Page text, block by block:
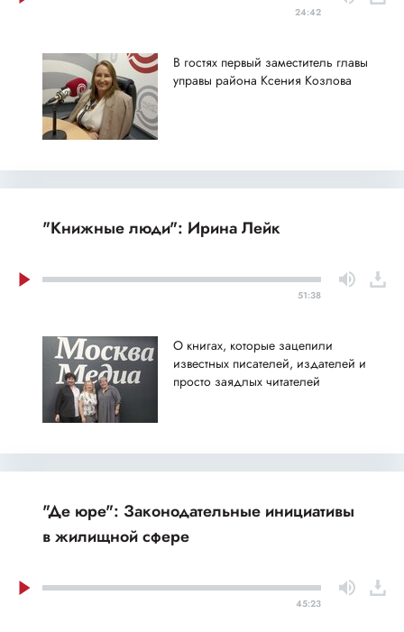
24:42
В гостях первый заместитель главы
управы района Ксения Козлова
"Книжные люди": Ирина Лейк
51:38
О книгах, которые зацепили
известных писателей, издателей и
просто заядлых читателей
"Де юре": Законодательные инициативы
в жилищной сфере
45:23